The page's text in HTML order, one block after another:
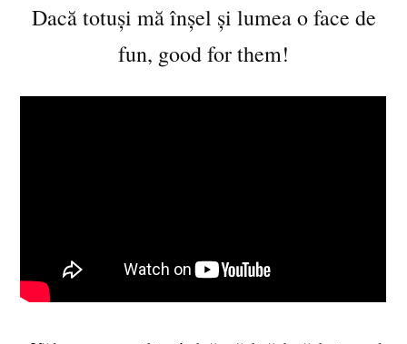
Dacă totuși mă înșel și lumea o face de
fun, good for them!